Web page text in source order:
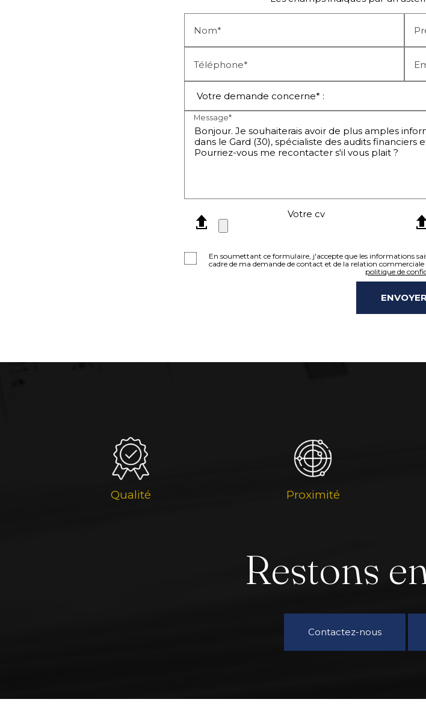
Nom*
Téléphone*
Message*
Votre cv
En soumettant ce formulaire, j'accepte que les informations
cadre de ma demande de contact et de la relation
politique de
Qualité Proximité
Restons
Contactez-nous